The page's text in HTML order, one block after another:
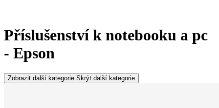
Příslušenství k notebooku a pc
- Epson
Zobrazit další kategorie Skrýt další kategorie